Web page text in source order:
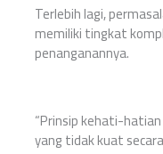
Terlebih lagi,
memiliki tingkat
penanganannya.
“Prinsip kehati-
yang tidak kuat